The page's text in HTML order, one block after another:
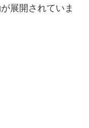
展開されていま